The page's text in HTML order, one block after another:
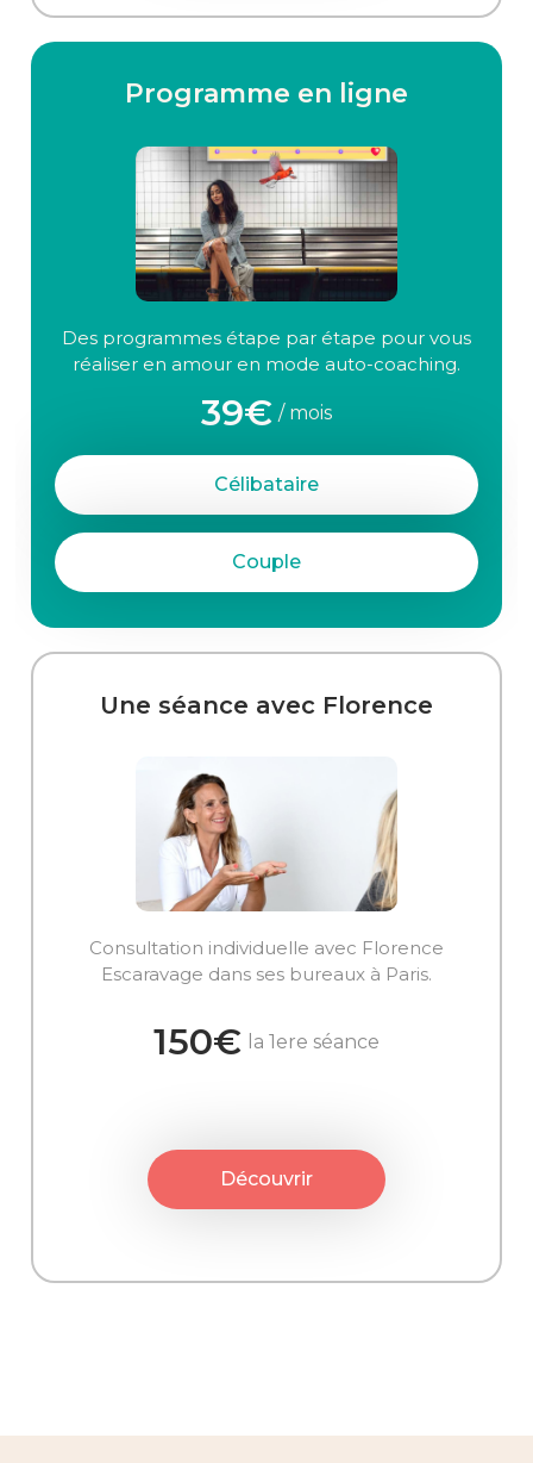
Programme en ligne
Des programmes étape par étape pour vous
réaliser en amour en mode auto-coaching.
39€ / mois
Célibataire
Couple
Une séance avec Florence
Consultation individuelle avec Florence
Escaravage dans ses bureaux à Paris.
150€ la 1ere séance
Découvrir